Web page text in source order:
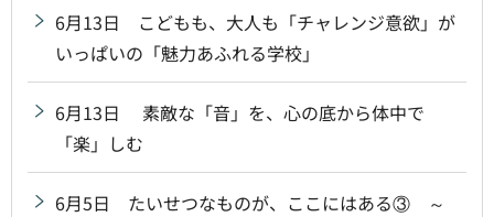
6月13日 こどもも、大人も「チャレンジ意欲」が
いっぱいの「魅力あふれる学校」
6月13日 素敵な「音」を、心の底から体中で
「楽」しむ
6月5日 たいせつなものが、ここにはある③ ～